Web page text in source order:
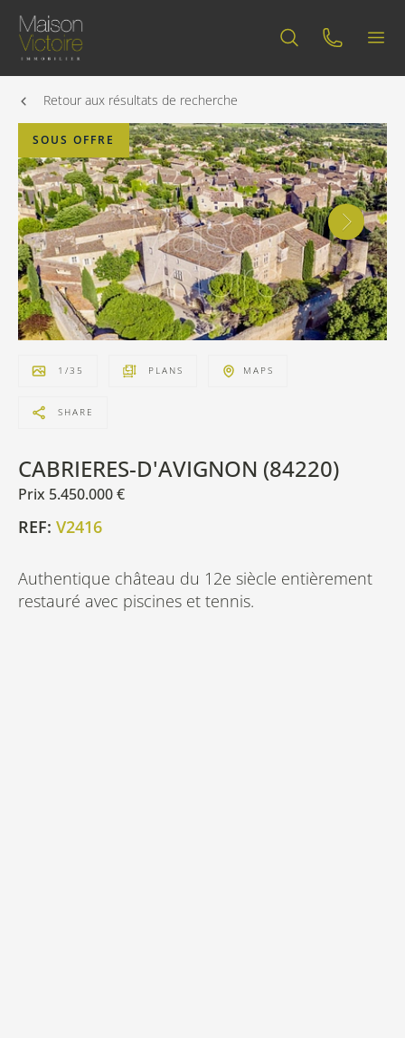
Retour aux résultats de recherche
SOUS OFFRE
1 /35 PLANS MAPS
SHARE
CABRIERES-D'AVIGNON (84220)
Prix 5.450.000 €
REF: V2416
Authentique château du 12e siècle entièrement
restauré avec piscines et tennis.